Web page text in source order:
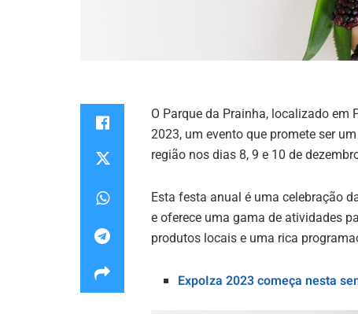
O Parque da Prainha, localizado em
2023, um evento que promete ser
região nos dias 8, 9 e 10 de
Esta festa anual é uma celebração
e oferece uma gama de atividades
produtos locais e uma rica
ExpoIza 2023 começa nesta